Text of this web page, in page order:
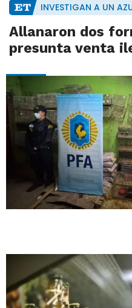
INVESTIGAN A UN
Allanaron dos
presunta venta